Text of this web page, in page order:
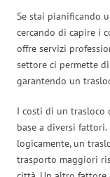
Se stai pianificando
cercando di capire i
offre servizi
settore ci permette
garantendo un
I costi di un trasloco
base a diversi
logicamente, un
trasporto maggiori